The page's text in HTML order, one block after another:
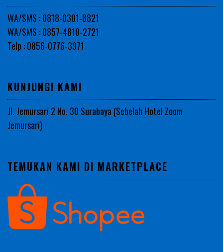
WA/SMS : 0818-0301-8821
WA/SMS : 0857-4810-2721
Telp : 0856-0776-3971
KUNJUNGI KAMI
Jl. Jemursari 2 No. 30 Surabaya (Sebelah Hotel Zoom
Jemursari)
TEMUKAN KAMI DI MARKETPLACE